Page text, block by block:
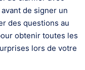
de signer un
des questions au
obtenir toutes les
lors de votre